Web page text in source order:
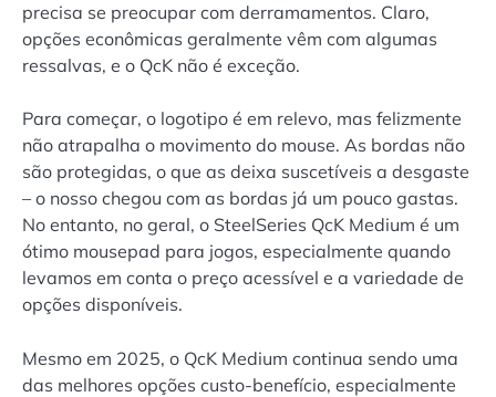
precisa se preocupar com derramamentos. Claro,
opções econômicas geralmente vêm com algumas
ressalvas, e o QcK não é exceção.
Para começar, o logotipo é em relevo, mas felizmente
não atrapalha o movimento do mouse. As bordas não
são protegidas, o que as deixa suscetíveis a desgaste
– o nosso chegou com as bordas já um pouco gastas.
No entanto, no geral, o SteelSeries QcK Medium é um
ótimo mousepad para jogos, especialmente quando
levamos em conta o preço acessível e a variedade de
opções disponíveis.
Mesmo em 2025, o QcK Medium continua sendo uma
das melhores opções custo-benefício, especialmente